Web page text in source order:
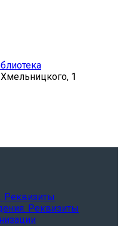
1
Реквизиты
Реквизиты